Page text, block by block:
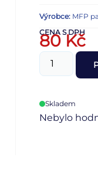
Výrobce: MFP
CENA S DPH
80Kč
Skladem
Nebylo